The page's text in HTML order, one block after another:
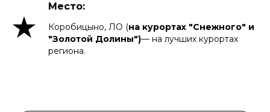
Место:
Коробицыно, ЛО (на курортах "Снежного" и
"Золотой Долины")— на лучших курортах
региона.